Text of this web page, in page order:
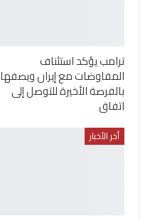
ترامب يؤكد استئناف
المفاوضات مع إيران ويصفها
بالفرصة الأخيرة للتوصل إلى
اتفاق
أخر الأخبار